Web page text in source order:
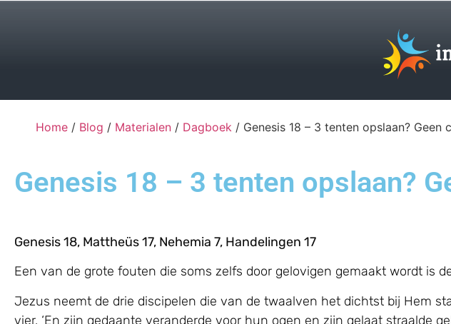
Home / Blog / Materialen / Dagboek / Genesis 18 – 3 tenten opslaan? Geen
Genesis 18 – 3 tenten opslaan?
Genesis 18, Mattheüs 17, Nehemia 7, Handelingen 17
Een van de grote fouten die soms zelfs door gelovigen gemaakt wordt is
Jezus neemt de drie discipelen die van de twaalven het dichtst bij Hem
vier. ‘En zijn gedaante veranderde voor hun ogen en zijn gelaat straalde